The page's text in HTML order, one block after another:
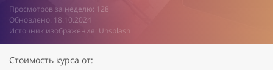
Просмотров за неделю: 128
Обновлено: 18.10.2024
Источник изображения: Unsplash
Стоимость курса от: